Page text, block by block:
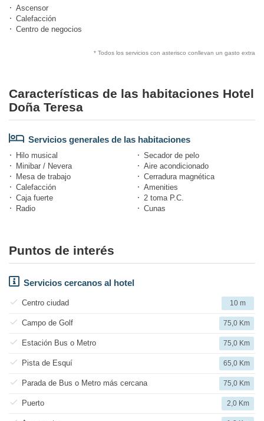
Ascensor
Calefacción
Centro de negocios
* Todos los servicios con asterisco conllevan un gasto extra
Características de las habitaciones Hotel
Doña Teresa
Servicios generales de las habitaciones
Hilo musical
Secador de pelo
Minibar / Nevera
Aire acondicionado
Mesa de trabajo
Cerradura magnética
Calefacción
Amenities
Caja fuerte
2 toma P.C.
Radio
Cunas
Puntos de interés
Servicios cercanos al hotel
Centro ciudad 10 m
Campo de Golf 75,0 Km
Estación Bus o Metro 75,0 Km
Pista de Esquí 65,0 Km
Parada de Bus o Metro más cercana 75,0 Km
Puerto 2,0 Km